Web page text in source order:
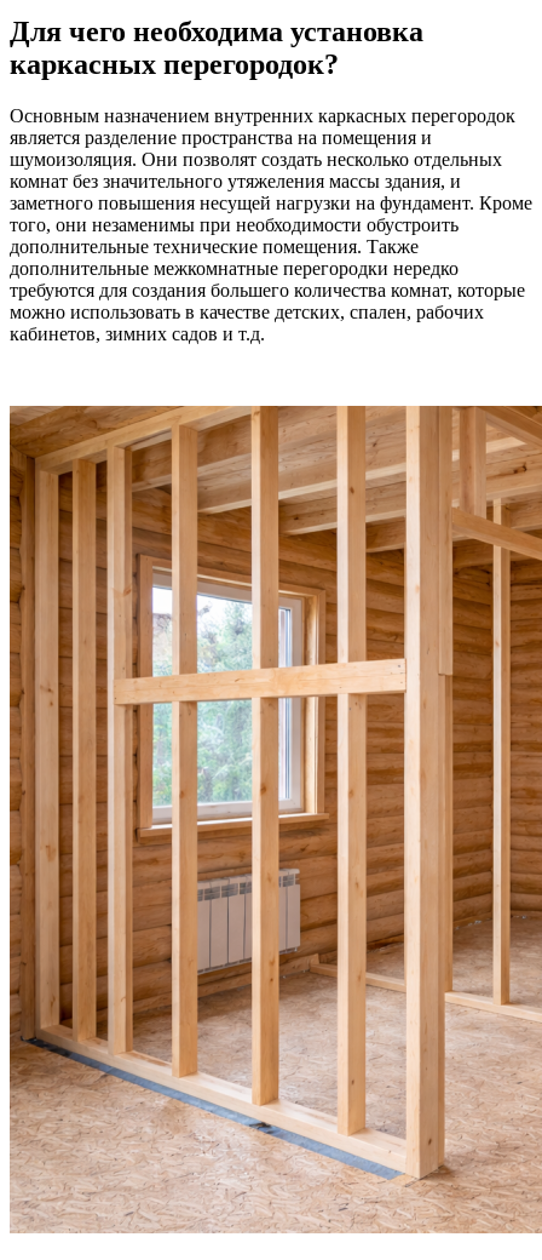
Для чего необходима установка
каркасных перегородок?
Основным назначением внутренних каркасных перегородок
является разделение пространства на помещения и
шумоизоляция. Они позволят создать несколько отдельных
комнат без значительного утяжеления массы здания, и
заметного повышения несущей нагрузки на фундамент. Кроме
того, они незаменимы при необходимости обустроить
дополнительные технические помещения. Также
дополнительные межкомнатные перегородки нередко
требуются для создания большего количества комнат, которые
можно использовать в качестве детских, спален, рабочих
кабинетов, зимних садов и т.д.